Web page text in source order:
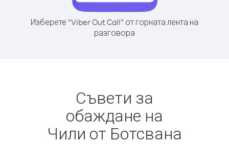
Изберете “Viber Out Call” от горната лента на
разговора
Съвети за
обаждане на
Чили от Ботсвана